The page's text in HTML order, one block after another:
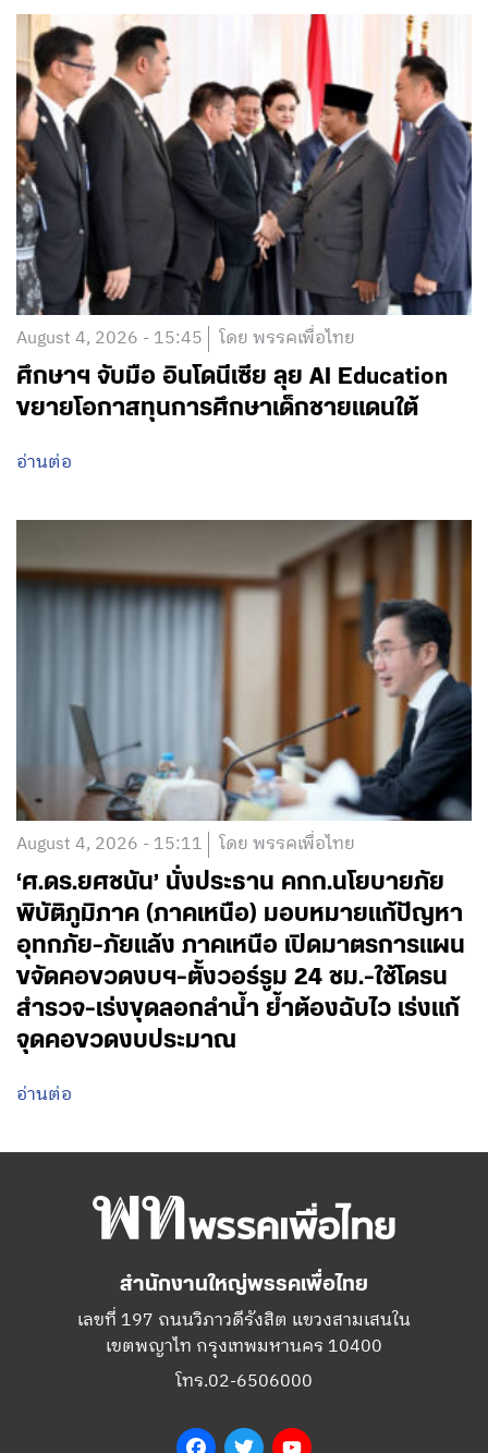
August 4, 2026 - 15:45 โดย พรรคเพื่อไทย
ศึกษาฯ จับมือ อินโดนีเซีย ลุย AI Education
ขยายโอกาสทุนการศึกษาเด็กชายแดนใต้
อ่านต่อ
August 4, 2026 - 15:11 โดย พรรคเพื่อไทย
‘ศ.ดร.ยศชนัน’ นั่งประธาน คกก.นโยบายภัย
พิบัติภูมิภาค (ภาคเหนือ) มอบหมายแก้ปัญหา
อุทกภัย-ภัยแล้ง ภาคเหนือ เปิดมาตรการแผน
ขจัดคอขวดงบฯ-ตั้งวอร์รูม 24 ชม.-ใช้โดรน
สำรวจ-เร่งขุดลอกลำน้ำ ย้ำต้องฉับไว เร่งแก้
จุดคอขวดงบประมาณ
อ่านต่อ
สำนักงานใหญ่พรรคเพื่อไทย
เลขที่ 197 ถนนวิภาวดีรังสิต แขวงสามเสนใน
เขตพญาไท กรุงเทพมหานคร 10400
โทร.02-6506000